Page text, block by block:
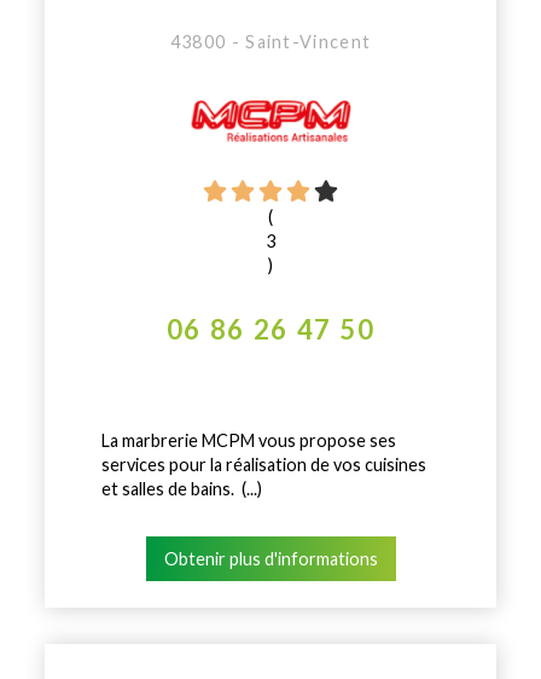
43800 - Saint-Vincent
(
3
)
06 86 26 47 50
La marbrerie MCPM vous propose ses
services pour la réalisation de vos cuisines
et salles de bains. (...)
Obtenir plus d'informations